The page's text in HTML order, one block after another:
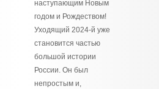
наступающим Новым
годом и Рождеством!
Уходящий 2024-й уже
становится частью
большой истории
России. Он был
непростым и,